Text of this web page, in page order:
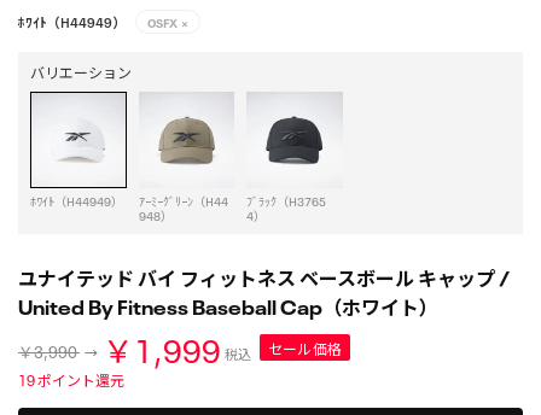
ﾎﾜｲﾄ（H44949） OSFX ×
バリエーション
ﾎﾜｲﾄ（H44949）
ｱｰﾐｰｸﾞﾘｰﾝ（H44
948）
ﾌﾞﾗｯｸ（H3765
4）
ユナイテッド バイ フィットネス ベースボール キャップ /
United By Fitness Baseball Cap（ホワイト）
￥3,990 ￥1,999 税込
セール価格
19ポイント還元